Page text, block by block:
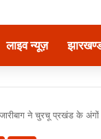
| Bihar/
लाइव न्यूज़
ने चुरचू प्रखंड के